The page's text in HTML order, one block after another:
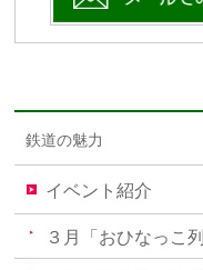
鉄道の魅力
イベント紹介
３月「おひなっこ列